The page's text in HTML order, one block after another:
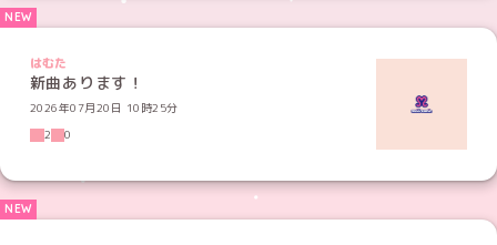
はむた
新曲あります！
2026年07月20日 10時25分
2
0